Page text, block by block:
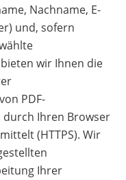
Nachname, E-
und, sofern
wir Ihnen die
PDF-
durch Ihren Browser
(HTTPS). Wir
Ihrer